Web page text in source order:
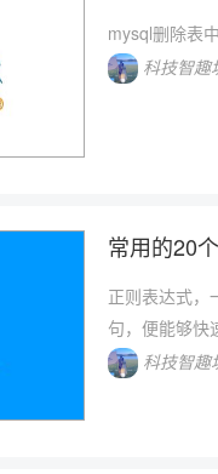
mysql删除表
科技智趣
常用的20
正则表达式，
句，便能够快
科技智趣